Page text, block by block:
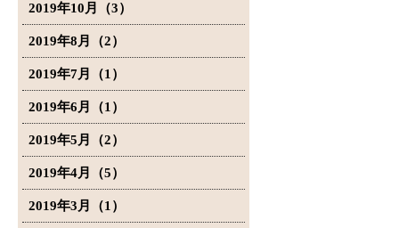
2019年10月（3）
2019年8月（2）
2019年7月（1）
2019年6月（1）
2019年5月（2）
2019年4月（5）
2019年3月（1）